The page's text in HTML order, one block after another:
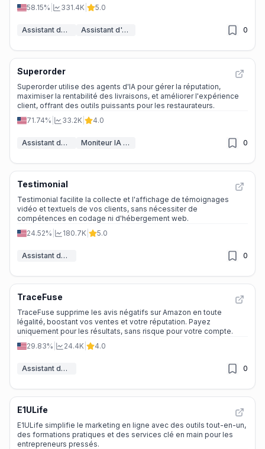
58.15%
331.4K 5.0
Assistant de Commentaires IA Assistant d'Analyse IA 0
Superorder
Superorder utilise des agents d'IA pour gérer la réputation,
maximiser la rentabilité des livraisons, et améliorer l'expérience
client, offrant des outils puissants pour les restaurateurs.
71.74%
33.2K 4.0
Assistant de Commentaires IA Moniteur IA & Générateur de Rapports 0
Testimonial
Testimonial facilite la collecte et l'affichage de témoignages
vidéo et textuels de vos clients, sans nécessiter de
compétences en codage ni d'hébergement web.
24.52%
180.7K 5.0
Assistant de Commentaires IA 0
TraceFuse
TraceFuse supprime les avis négatifs sur Amazon en toute
légalité, boostant vos ventes et votre réputation. Payez
uniquement pour les résultats, sans risque pour votre compte.
29.83%
24.4K 4.0
Assistant de Commentaires IA 0
E1ULife
E1ULife simplifie le marketing en ligne avec des outils tout-en-un,
des formations pratiques et des services clé en main pour les
entrepreneurs pressés.